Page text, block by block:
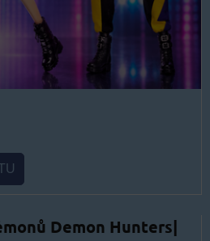
Demon Hunters|